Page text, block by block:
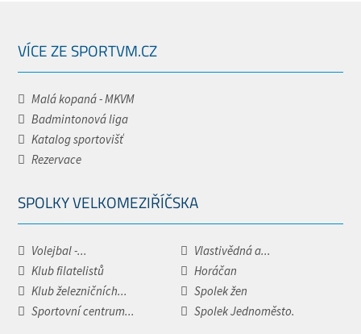
VÍCE ZE SPORTVM.CZ
Malá kopaná - MKVM
Badmintonová liga
Katalog sportovišť
Rezervace
SPOLKY VELKOMEZIŘÍČSKA
Volejbal -...
Vlastivědná a...
Klub filatelistů
Horáčan
Klub železničních...
Spolek žen
Sportovní centrum...
Spolek Jednoměsto.